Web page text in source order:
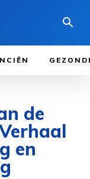
de
en